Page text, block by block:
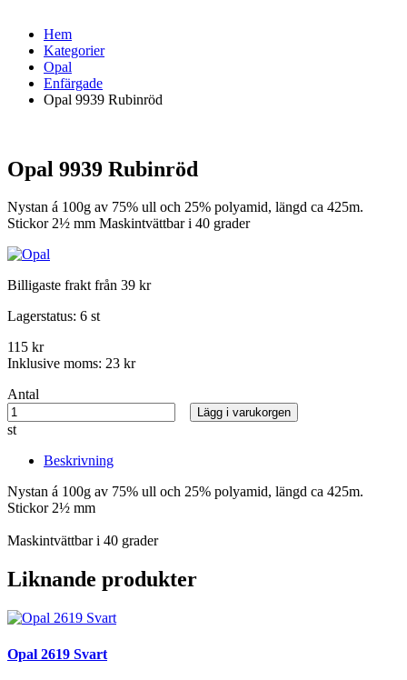
Hem
Kategorier
Opal
Enfärgade
Opal 9939 Rubinröd
Opal 9939 Rubinröd
Nystan á 100g av 75% ull och 25% polyamid, längd ca 425m.
Stickor 2½ mm Maskintvättbar i 40 grader
Billigaste frakt från 39 kr
Lagerstatus: 6 st
115 kr
Inklusive moms: 23 kr
Antal
st
Lägg i varukorgen
Beskrivning
Nystan á 100g av 75% ull och 25% polyamid, längd ca 425m.
Stickor 2½ mm
Maskintvättbar i 40 grader
Liknande produkter
Opal 2619 Svart